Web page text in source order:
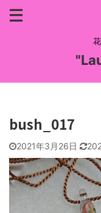
bush_017
2021年3月26日